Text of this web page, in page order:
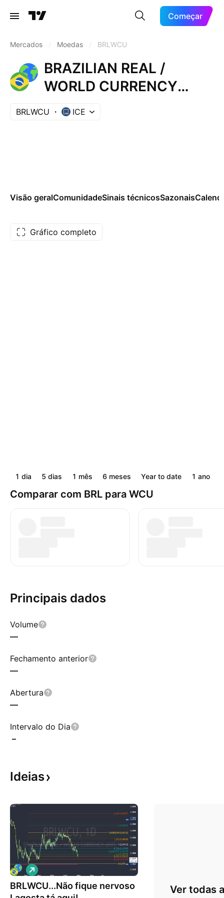
Começar
Mercados Moedas BRLWCU
BRAZILIAN REAL /
WORLD CURRENCY
UNIT
BRLWCU ICE
Visão geralComunidadeSinais técnicosSazonais
Gráfico completo
1 dia 5 dias 1 mês 6 meses Year to date 1 ano
Comparar com BRL para WCU
Principais dados
Volume
—
Fechamento anterior
—
Abertura
—
Intervalo do Dia
–
Ideias
BRLWCU...Não fique nervoso
V
i
é
Ver todas